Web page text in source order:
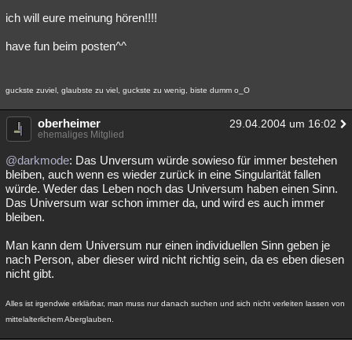
ich will eure meinung hören!!!!
have fun beim posten^^
guckste zuviel, glaubste zu viel, guckste zu wenig, biste dumm o_O
oberheimer 29.04.2004 um 16:02
ehemaliges Mitglied
@darkmode: Das Unversum würde sowieso für immer bestehen
bleiben, auch wenn es wieder zurück in eine Singularität fallen
würde. Weder das Leben noch das Universum haben einen Sinn.
Das Universum war schon immer da, und wird es auch immer
bleiben.
Man kann dem Universum nur einen individuellen Sinn geben je
nach Person, aber dieser wird nicht richtig sein, da es eben diesen
nicht gibt.
Alles ist irgendwie erklärbar, man muss nur danach suchen und sich nicht verleiten lassen von
mittelalterlichem Aberglauben.